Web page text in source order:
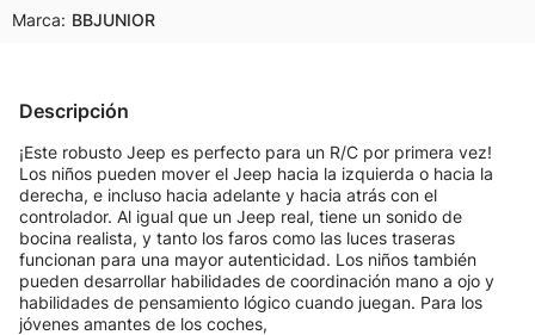
Marca: BBJUNIOR
Descripción
¡Este robusto Jeep es perfecto para un R/C por primera vez!
Los niños pueden mover el Jeep hacia la izquierda o hacia la
derecha, e incluso hacia adelante y hacia atrás con el
controlador. Al igual que un Jeep real, tiene un sonido de
bocina realista, y tanto los faros como las luces traseras
funcionan para una mayor autenticidad. Los niños también
pueden desarrollar habilidades de coordinación mano a ojo y
habilidades de pensamiento lógico cuando juegan. Para los
jóvenes amantes de los coches,